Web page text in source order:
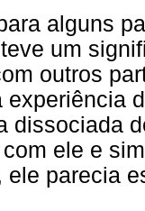
alguns
um
outros
experiência
dissociada
ele e
ele parecia